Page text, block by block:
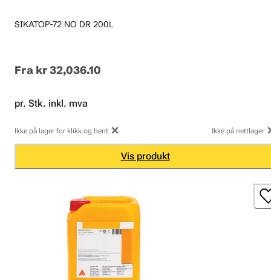
SIKATOP-72 NO DR 200L
Fra kr 32,036.10
pr. Stk. inkl. mva
Ikke på lager for klikk og hent Ikke på nettlager
Vis produkt